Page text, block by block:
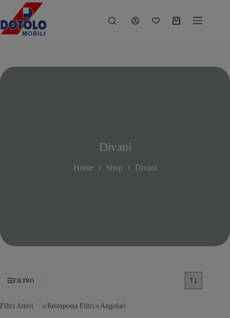
Divani
Home Shop Divani
FILTRO
Filtri Attivi Reimposta Filtri Angolari